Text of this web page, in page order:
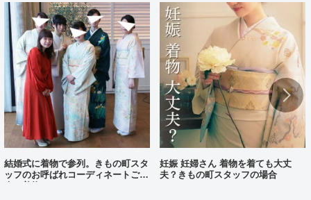
結婚式に着物で参列。きもの町スタ
ッフのお呼ばれコーディネートご紹
妊娠 妊婦さん 着物を着ても大丈
夫？きもの町スタッフの場合